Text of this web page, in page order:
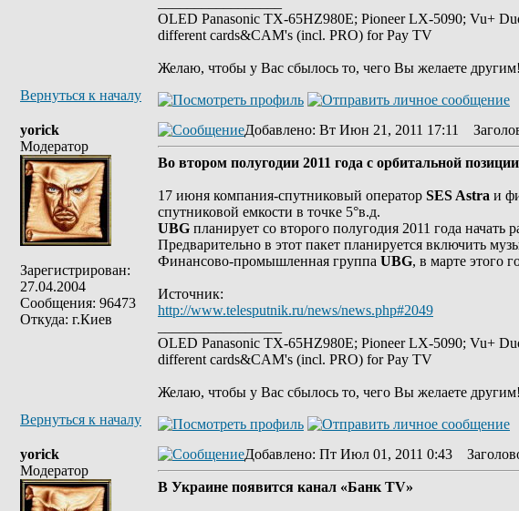
OLED Panasonic TX-65HZ980E; Pioneer LX-5090; Vu+
different cards&CAM's (incl. PRO) for Pay TV
Желаю, чтобы у Вас сбылось то, чего Вы желаете другим!
Вернуться к началу
yorick
Модератор
Зарегистрирован:
27.04.2004
Сообщения: 96473
Откуда: г.Киев
Добавлено: Вт Июн 21, 2011 17:11
Во втором полугодии 2011 года с орбитальной
17 июня компания-спутниковый оператор SES Astra и
спутниковой емкости в точке 5°в.д.
UBG планирует со второго полугодия 2011 года начать
Предварительно в этот пакет планируется включить
Финансово-промышленная группа UBG, в марте этого
Источник:
http://www.telesputnik.ru/news/news.php#2049
OLED Panasonic TX-65HZ980E; Pioneer LX-5090; Vu+
different cards&CAM's (incl. PRO) for Pay TV
Желаю, чтобы у Вас сбылось то, чего Вы желаете другим!
Вернуться к началу
yorick
Модератор
Добавлено: Пт Июл 01, 2011 0:43
В Украине появится канал «Банк TV»